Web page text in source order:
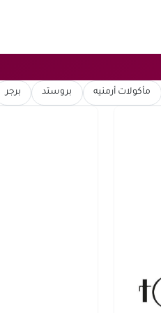
مأكولات أرمنيه بروستد برجر